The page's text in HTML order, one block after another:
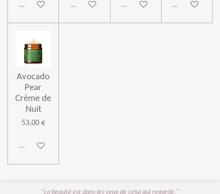
Ajouter au panierAjouter au panierAjouter au panierAjouter au
Avocado
Pear
Crème de
Nuit
53,00 €
Ajouter au panier
"La beauté est dans les yeux de celui qui regarde."